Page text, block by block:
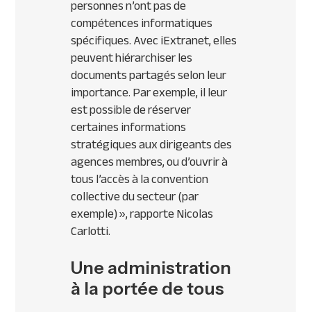
personnes n’ont pas de
compétences informatiques
spécifiques. Avec iExtranet, elles
peuvent hiérarchiser les
documents partagés selon leur
importance. Par exemple, il leur
est possible de réserver
certaines informations
stratégiques aux dirigeants des
agences membres, ou d’ouvrir à
tous l’accès à la convention
collective du secteur (par
exemple) », rapporte Nicolas
Carlotti.
Une administration
à la portée de tous